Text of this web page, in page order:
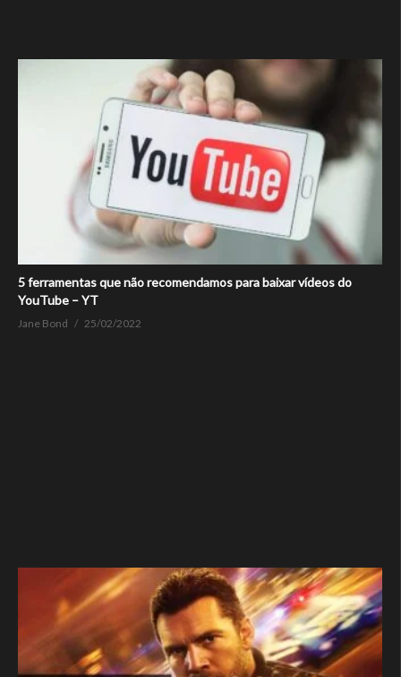
5 ferramentas que não recomendamos para baixar vídeos do
YouTube – YT
Jane Bond 25/02/2022